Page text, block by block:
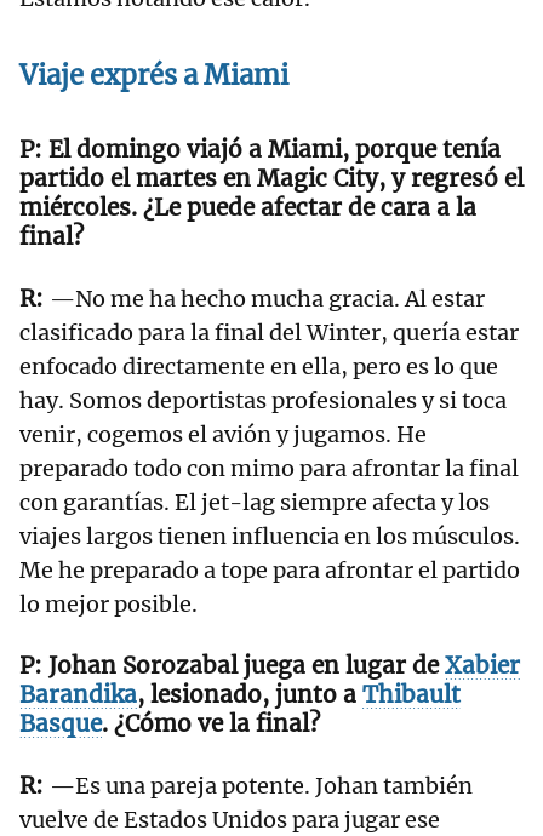
Viaje exprés a Miami
El domingo viajó a Miami, porque tenía
partido el martes en Magic City, y regresó el
miércoles. ¿Le puede afectar de cara a la
final?
—No me ha hecho mucha gracia. Al estar
clasificado para la final del Winter, quería estar
enfocado directamente en ella, pero es lo que
hay. Somos deportistas profesionales y si toca
venir, cogemos el avión y jugamos. He
preparado todo con mimo para afrontar la final
con garantías. El jet-lag siempre afecta y los
viajes largos tienen influencia en los músculos.
Me he preparado a tope para afrontar el partido
lo mejor posible.
Johan Sorozabal juega en lugar deXabier
Barandika, lesionado, junto a Thibault
Basque. ¿Cómo ve la final?
—Es una pareja potente. Johan también
vuelve de Estados Unidos para jugar ese